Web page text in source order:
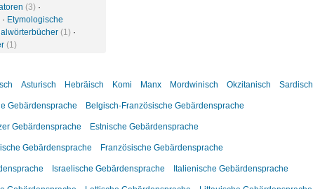
(3) ·
· Etymologische
(1) ·
(1)
Asturisch Hebräisch Komi Manx Mordwinisch Okzitanisch Sardisch
Gebärdensprache Belgisch-Französische Gebärdensprache
Gebärdensprache Estnische Gebärdensprache
Gebärdensprache Französische Gebärdensprache
Israelische Gebärdensprache Italienische Gebärdensprache